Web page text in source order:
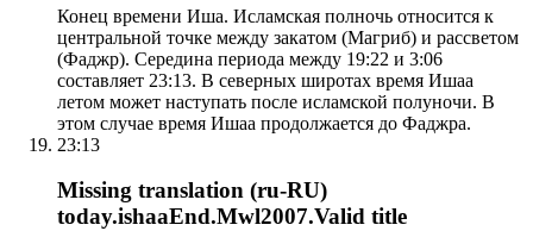
Конец времени Иша. Исламская полночь относится к
центральной точке между закатом (Магриб) и рассветом
(Фаджр). Середина периода между 19:22 и 3:06
составляет 23:13. В северных широтах время Ишаа
летом может наступать после исламской полуночи. В
этом случае время Ишаа продолжается до Фаджра.
23:13
Missing translation (ru-RU)
today.ishaaEnd.Mwl2007.Valid title